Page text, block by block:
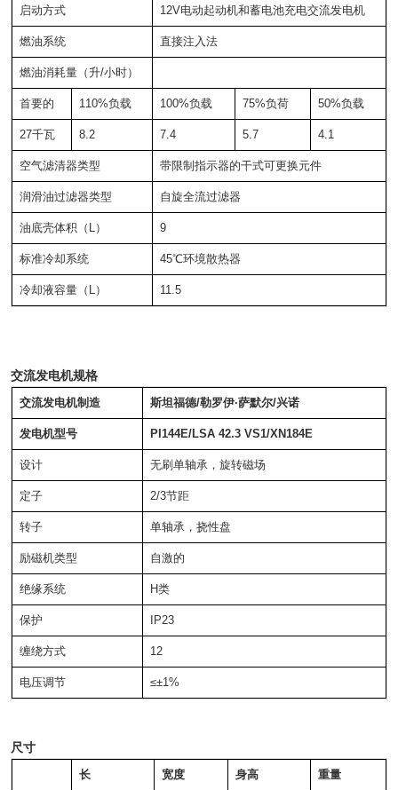
启动方式 12V电动起动机和蓄电池充电交流发电机
燃油系统 直接注入法
燃油消耗量（升/小时）
首要的 110%负载 100%负载 75%负荷 50%负载
27千瓦 8.2 7.4 5.7 4.1
空气滤清器类型 带限制指示器的干式可更换元件
润滑油过滤器类型 自旋全流过滤器
油底壳体积（L） 9
标准冷却系统 45℃环境散热器
冷却液容量（L） 11.5
交流发电机规格
交流发电机制造 斯坦福德/勒罗伊·萨默尔/兴诺
发电机型号 PI144E/LSA 42.3 VS1/XN184E
设计 无刷单轴承，旋转磁场
定子 2/3节距
转子 单轴承，挠性盘
励磁机类型 自激的
绝缘系统 H类
保护 IP23
缠绕方式 12
电压调节 ≤±1%
尺寸
长 宽度 身高 重量